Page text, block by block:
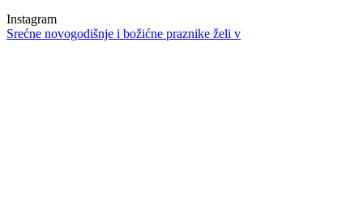
Instagram
Srećne novogodišnje i božićne praznike želi v